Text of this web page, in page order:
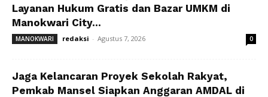
Layanan Hukum Gratis dan Bazar UMKM di
Manokwari City...
MANOKWARI redaksi - Agustus 7, 2026 0
Jaga Kelancaran Proyek Sekolah Rakyat,
Pemkab Mansel Siapkan Anggaran AMDAL di